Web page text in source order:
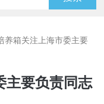
养箱关注上海市委主要
主要负责同志